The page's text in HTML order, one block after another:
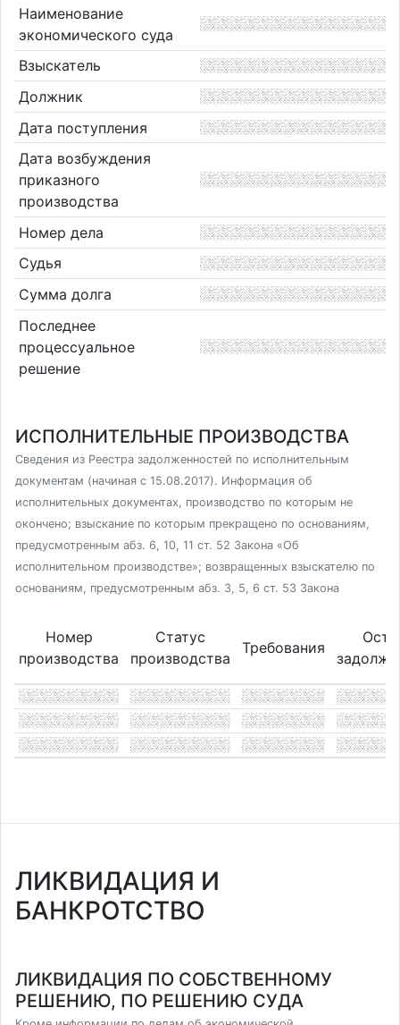
Наименование
экономического суда
Взыскатель
Должник
Дата поступления
Дата возбуждения
приказного
производства
Номер дела
Судья
Сумма долга
Последнее
процессуальное
решение
ИСПОЛНИТЕЛЬНЫЕ ПРОИЗВОДСТВА
Сведения из Реестра задолженностей по исполнительным
документам (начиная с 15.08.2017). Информация об
исполнительных документах, производство по которым не
окончено; взыскание по которым прекращено по основаниям,
предусмотренным абз. 6, 10, 11 ст. 52 Закона «Об
исполнительном производстве»; возвращенных взыскателю по
основаниям, предусмотренным абз. 3, 5, 6 ст. 53 Закона
Номер
производства
Статус
производства
Требования
ЛИКВИДАЦИЯ И
БАНКРОТСТВО
ЛИКВИДАЦИЯ ПО СОБСТВЕННОМУ
РЕШЕНИЮ, ПО РЕШЕНИЮ СУДА